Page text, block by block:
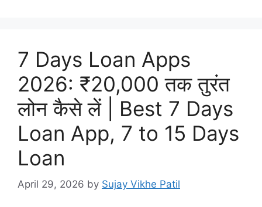
7 Days Loan Apps
2026: ₹20,000 तक तुरंत
लोन कैसे लें | Best 7 Days
Loan App, 7 to 15 Days
Loan
April 29, 2026 by Sujay Vikhe Patil